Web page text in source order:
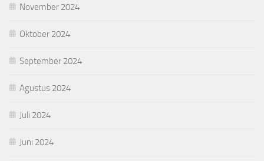
November 2024
Oktober 2024
September 2024
Agustus 2024
Juli 2024
Juni 2024